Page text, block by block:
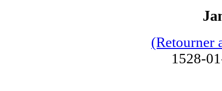
(Retourner
1528-